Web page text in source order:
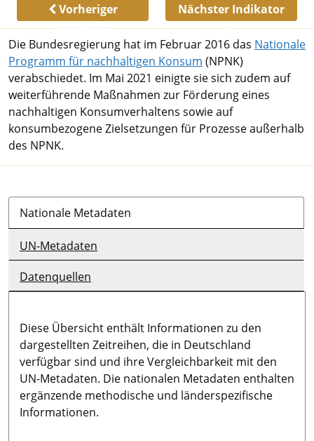
Vorheriger
Indikator
Nächster Indikator
Die Bundesregierung hat im Februar 2016 das Nationale
Programm für nachhaltigen Konsum (NPNK)
verabschiedet. Im Mai 2021 einigte sie sich zudem auf
weiterführende Maßnahmen zur Förderung eines
nachhaltigen Konsumverhaltens sowie auf
konsumbezogene Zielsetzungen für Prozesse außerhalb
des NPNK.
Nationale Metadaten
UN-Metadaten
Datenquellen
Diese Übersicht enthält Informationen zu den
dargestellten Zeitreihen, die in Deutschland
verfügbar sind und ihre Vergleichbarkeit mit den
UN-Metadaten. Die nationalen Metadaten enthalten
ergänzende methodische und länderspezifische
Informationen.